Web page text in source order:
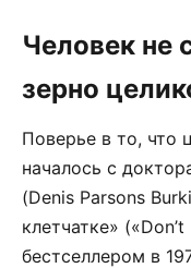
Человек не
зерно
Поверье в то, что
началось с
(Denis Parsons
клетчатке»
бестселлером в